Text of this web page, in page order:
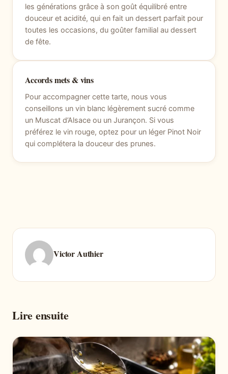
les générations grâce à son goût équilibré entre
douceur et acidité, qui en fait un dessert parfait pour
toutes les occasions, du goûter familial au dessert
de fête.
Accords mets & vins
Pour accompagner cette tarte, nous vous
conseillons un vin blanc légèrement sucré comme
un Muscat d’Alsace ou un Jurançon. Si vous
préférez le vin rouge, optez pour un léger Pinot Noir
qui complétera la douceur des prunes.
Victor Authier
Lire ensuite